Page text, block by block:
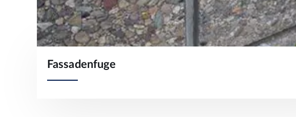
Fassadenfuge